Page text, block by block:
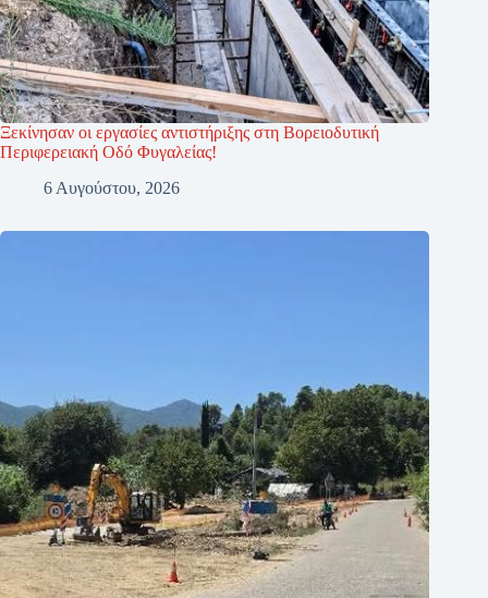
Ξεκίνησαν οι εργασίες αντιστήριξης στη Βορειοδυτική
Περιφερειακή Οδό Φυγαλείας!
6 Αυγούστου, 2026